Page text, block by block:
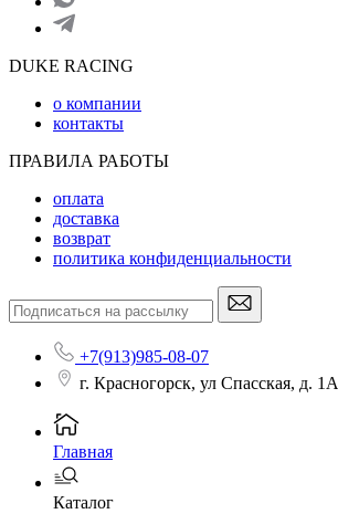
DUKE RACING
о компании
контакты
ПРАВИЛА РАБОТЫ
оплата
доставка
возврат
политика конфиденциальности
+7(913)985-08-07
г. Красногорск, ул Спасская, д. 1А
Главная
Каталог